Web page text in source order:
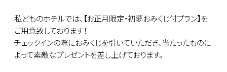
私どものホテルでは、【お正月限定・初夢おみくじ付プラン】を
ご用意致しております！
チェックインの際におみくじを引いていただき、当たったものに
よって素敵なプレゼントを差し上げております。